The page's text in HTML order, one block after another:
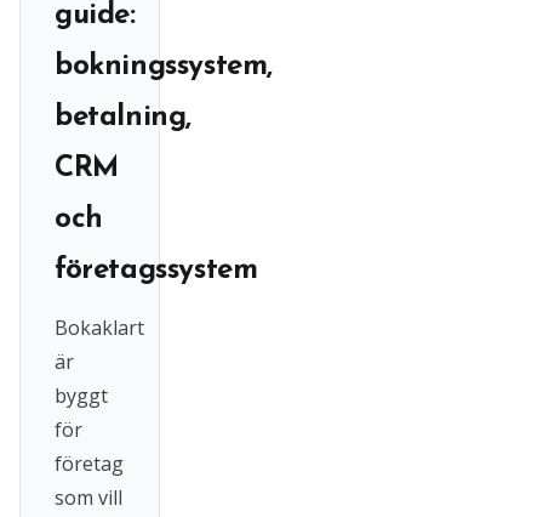
guide:
bokningssystem,
betalning,
CRM
och
företagssystem
Bokaklart
är
byggt
för
företag
som vill